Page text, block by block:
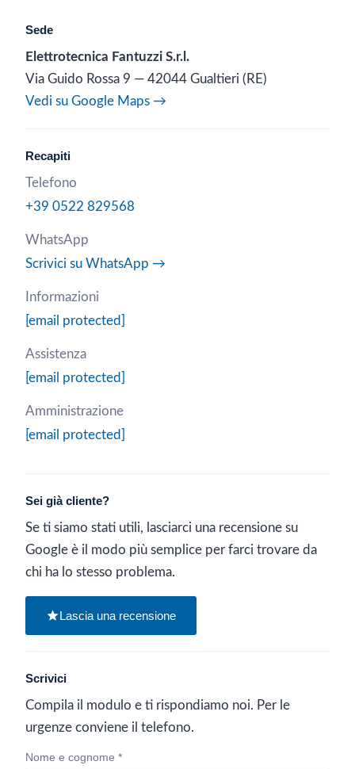
Sede
Elettrotecnica Fantuzzi S.r.l.
Via Guido Rossa 9 — 42044 Gualtieri (RE)
Vedi su Google Maps →
Recapiti
Telefono
+39 0522 829568
WhatsApp
Scrivici su WhatsApp →
Informazioni
[email protected]
Assistenza
[email protected]
Amministrazione
[email protected]
Sei già cliente?
Se ti siamo stati utili, lasciarci una recensione su
Google è il modo più semplice per farci trovare da
chi ha lo stesso problema.
Lascia una recensione
Scrivici
Compila il modulo e ti rispondiamo noi. Per le
urgenze conviene il telefono.
Nome e cognome *